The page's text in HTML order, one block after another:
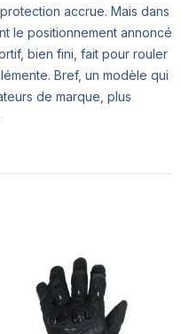
accrue. Mais dans
le positionnement annoncé
bien fini, fait pour rouler
Bref, un modèle qui
de marque, plus